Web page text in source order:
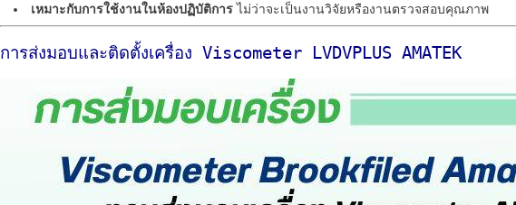
เหมาะกับการใช้งานในห้องปฏิบัติการไม่ว่าจะเป็นงานวิจัยหรืองานตรวจสอบคุณภาพ
การส่งมอบและติดตั้งเครื่อง Viscometer LVDVPLUS AMATEK